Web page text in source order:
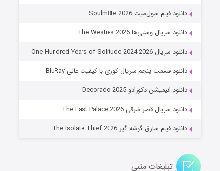
عملیات آپارتمان
قسمت۲ (زیرنویس) منتشر شد
دانلود فیلم سول‌میت Soulm8te 2026
دانلود سریال وستی‌ها The Westies 2026
دانلود سریال One Hundred Years of Solitude 2024-2026
دانلود قسمت پنجم سریال کوری با کیفیت عالی BluRay
دانلود انیمیشن دکورادو Decorado 2025
دانلود سریال قصر شرقی The East Palace 2026
دانلود فیلم سارق گوشه گیر The Isolate Thief 2026
تبلیغات متنی